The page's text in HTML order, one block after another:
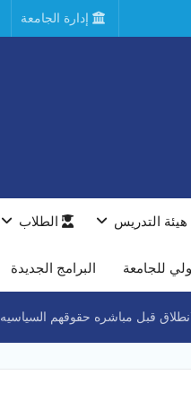
إدارة الجامعة
هيئة التدريس الطلاب
للجامعة البرامج الجديدة
قبل مباشره حقوقهم السياسيه